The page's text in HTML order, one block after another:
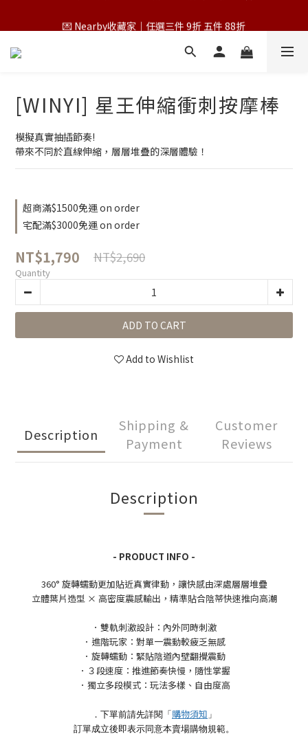
第一次跟 Nearby 一起過七夕｜任選三件 9折
💌 Nearby收藏家｜任選三件 9折 五件 88折
[WINYI] 星王伸縮衝刺按摩棒
模擬真實抽插節奏!
帶來不同於直線伸縮，層層堆疊的深層體驗！
超商滿$1500免運 on order
宅配滿$3000免運 on order
NT$1,790 NT$2,690
Quantity
ADD TO CART
Add to Wishlist
Description
Shipping &
Payment
Customer
Reviews
Description
- PRODUCT INFO -
360° 旋轉蠕動更加貼近真實律動，讓快感由深處層層堆疊
立體葉片造型 × 高密度震感輸出，精準貼合陰蒂快速推向高潮
．雙軌刺激設計：內外同時刺激
．進階玩家：對單一震動較疲乏無感
．旋轉蠕動：緊貼陰道內壁翻攪震動
．３段速度：推進節奏快慢，隨性掌握
．獨立多段模式：玩法多樣、自由度高
．下單前請先詳閱「 購物須知 」
訂單成立後即表示同意本賣場購物規範。